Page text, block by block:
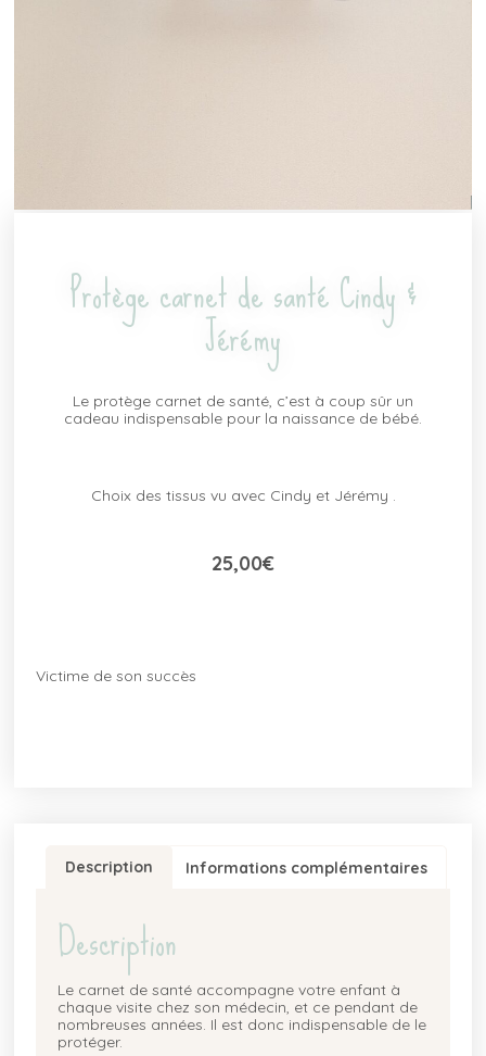
Protège carnet de santé Cindy &
Jérémy
Le protège carnet de santé, c’est à coup sûr un
cadeau indispensable pour la naissance de bébé.
Choix des tissus vu avec Cindy et Jérémy .
25,00€
Victime de son succès
Description Informations complémentaires
Description
Le carnet de santé accompagne votre enfant à
chaque visite chez son médecin, et ce pendant de
nombreuses années. Il est donc indispensable de le
protéger.